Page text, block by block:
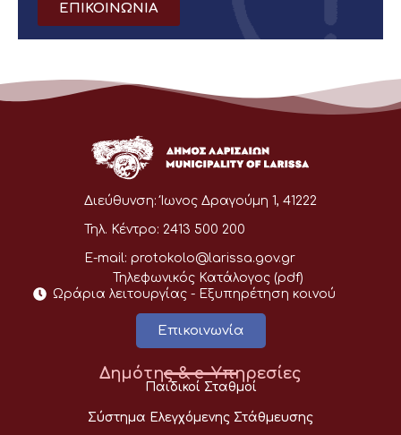
ΕΠΙΚΟΙΝΩΝΙΑ
Διεύθυνση: Ίωνος Δραγούμη 1, 41222
Τηλ. Κέντρο: 2413 500 200
E-mail: protokolo@larissa.gov.gr
Τηλεφωνικός Κατάλογος (pdf)
Ωράρια λειτουργίας - Eξυπηρέτηση κοινού
Επικοινωνία
Δημότης & e-Υπηρεσίες
Παιδικοί Σταθμοί
Σύστημα Ελεγχόμενης Στάθμευσης